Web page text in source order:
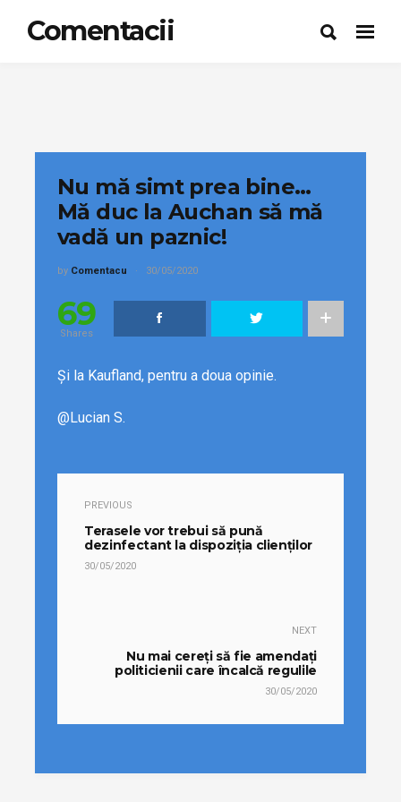
Comentacii
Nu mă simt prea bine…
Mă duc la Auchan să mă
vadă un paznic!
by Comentacu 30/05/2020
69
Shares
Și la Kaufland, pentru a doua opinie.
@Lucian S.
PREVIOUS
Terasele vor trebui să pună
dezinfectant la dispoziția clienților
30/05/2020
NEXT
Nu mai cereți să fie amendați
politicienii care încalcă regulile
30/05/2020